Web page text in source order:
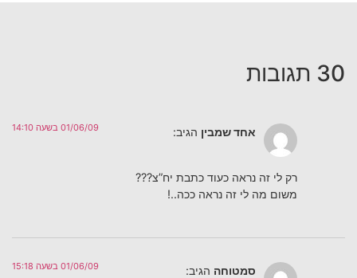
30 תגובות
אחד שמבין הגיב: 01/06/09 בשעה 14:10
רק לי זה נראה כעוד כתבת יח”צ???
משום מה לי זה נראה ככה..!
סמטוחה הגיב: 01/06/09 בשעה 15:18